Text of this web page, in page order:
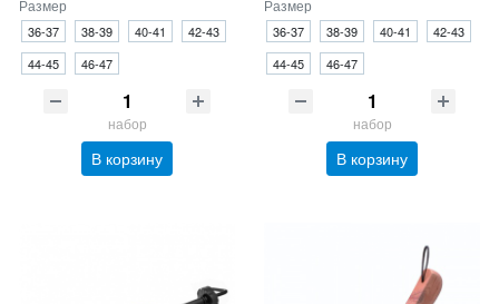
Размер
36-37 38-39 40-41
42-43
44-45
46-47
набор
В корзину
Размер
36-37 38-39 40-41
42-43
44-45
46-47
набор
В корзину